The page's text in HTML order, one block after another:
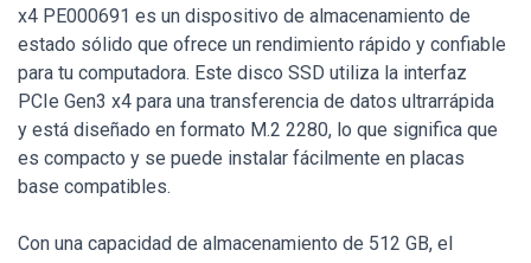
x4 PE000691 es un dispositivo de almacenamiento de
estado sólido que ofrece un rendimiento rápido y confiable
para tu computadora. Este disco SSD utiliza la interfaz
PCIe Gen3 x4 para una transferencia de datos ultrarrápida
y está diseñado en formato M.2 2280, lo que significa que
es compacto y se puede instalar fácilmente en placas
base compatibles.
Con una capacidad de almacenamiento de 512 GB, el